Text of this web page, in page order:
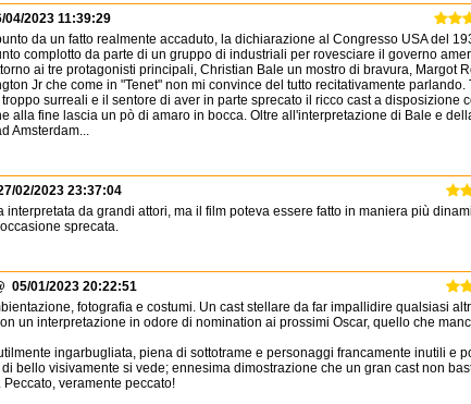
04/2023 11:39:29
da un fatto realmente accaduto, la dichiarazione al Congresso USA del
complotto da parte di un gruppo di industriali per rovesciare il governo
ai tre protagonisti principali, Christian Bale un mostro di bravura, Margot
Jr che come in "Tenet" non mi convince del tutto recitativamente parlando.
surreali e il sentore di aver in parte sprecato il ricco cast a disposizione
alla fine lascia un pò di amaro in bocca. Oltre all'interpretazione di Bale e
Amsterdam...
02/2023 23:37:04
interpretata da grandi attori, ma il film poteva essere fatto in maniera più
sprecata.
05/01/2023 20:22:51
fotografia e costumi. Un cast stellare da far impallidire qualsiasi
un interpretazione in odore di nomination ai prossimi Oscar, quello che
ingarbugliata, piena di sottotrame e personaggi francamente inutili e
bello visivamente si vede; ennesima dimostrazione che un gran cast non
veramente peccato!